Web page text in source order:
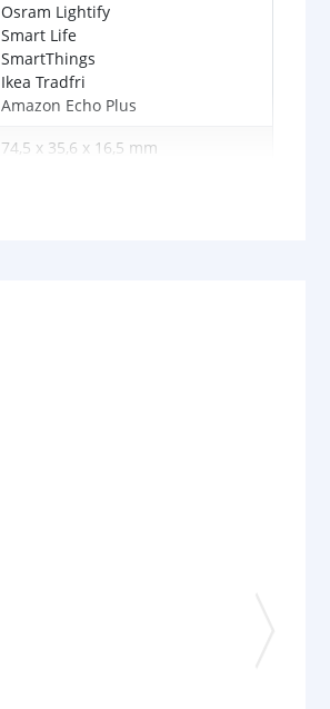
Osram Lightify
Smart Life
SmartThings
Ikea Tradfri
Amazon Echo Plus
74,5 x 35,6 x 16,5 mm